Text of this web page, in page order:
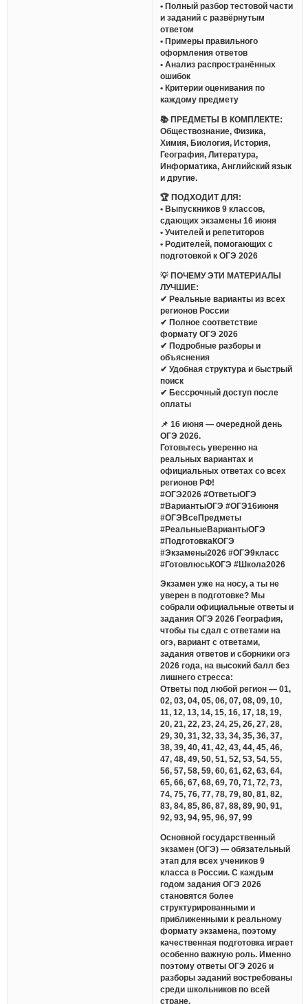
• Полный разбор тестовой части
и заданий с развёрнутым
ответом
• Примеры правильного
оформления ответов
• Анализ распространённых
ошибок
• Критерии оценивания по
каждому предмету
📚 ПРЕДМЕТЫ В КОМПЛЕКТЕ:
Обществознание, Физика,
Химия, Биология, История,
География, Литература,
Информатика, Английский язык
и другие.
🏆 ПОДХОДИТ ДЛЯ:
• Выпускников 9 классов,
сдающих экзамены 16 июня
• Учителей и репетиторов
• Родителей, помогающих с
подготовкой к ОГЭ 2026
💡 ПОЧЕМУ ЭТИ МАТЕРИАЛЫ
ЛУЧШИЕ:
✔ Реальные варианты из всех
регионов России
✔ Полное соответствие
формату ОГЭ 2026
✔ Подробные разборы и
объяснения
✔ Удобная структура и быстрый
поиск
✔ Бессрочный доступ после
оплаты
📌 16 июня — очередной день
ОГЭ 2026.
Готовьтесь уверенно на
реальных вариантах и
официальных ответах со всех
регионов РФ!
#ОГЭ2026 #ОтветыОГЭ
#ВариантыОГЭ #ОГЭ16июня
#ОГЭВсеПредметы
#РеальныеВариантыОГЭ
#ПодготовкаКОГЭ
#Экзамены2026 #ОГЭ9класс
#ГотовлюсьКОГЭ #Школа2026
Экзамен уже на носу, а ты не
уверен в подготовке? Мы
собрали официальные ответы и
задания ОГЭ 2026 География,
чтобы ты сдал с ответами на
огэ, вариант с ответами,
задания ответов и сборники огэ
2026 года, на высокий балл без
лишнего стресса:
Ответы под любой регион — 01,
02, 03, 04, 05, 06, 07, 08, 09, 10,
11, 12, 13, 14, 15, 16, 17, 18, 19,
20, 21, 22, 23, 24, 25, 26, 27, 28,
29, 30, 31, 32, 33, 34, 35, 36, 37,
38, 39, 40, 41, 42, 43, 44, 45, 46,
47, 48, 49, 50, 51, 52, 53, 54, 55,
56, 57, 58, 59, 60, 61, 62, 63, 64,
65, 66, 67, 68, 69, 70, 71, 72, 73,
74, 75, 76, 77, 78, 79, 80, 81, 82,
83, 84, 85, 86, 87, 88, 89, 90, 91,
92, 93, 94, 95, 96, 97, 99
Основной государственный
экзамен (ОГЭ) — обязательный
этап для всех учеников 9
класса в России. С каждым
годом задания ОГЭ 2026
становятся более
структурированными и
приближенными к реальному
формату экзамена, поэтому
качественная подготовка играет
особенно важную роль. Именно
поэтому ответы ОГЭ 2026 и
разборы заданий востребованы
среди школьников по всей
стране.